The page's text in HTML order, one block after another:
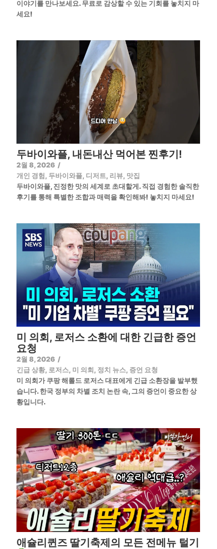
이야기를 만나보세요. 무료로 감상할 수 있는 기회를 놓치지 마
세요!
두바이와플, 내돈내산 먹어본 찐후기!
2월 8, 2026 /
개인 경험, 두바이와플, 디저트, 리뷰, 맛집
두바이와플, 진정한 맛의 세계로 초대할게. 직접 경험한 솔직한
후기를 통해 특별한 조합과 매력을 확인해봐! 놓치지 마세요!
미 의회, 로저스 소환에 대한 긴급한 증언
요청
2월 8, 2026 /
긴급 상황, 로저스, 미 의회, 정치 뉴스, 증언 요청
미 의회가 쿠팡 해롤드 로저스 대표에게 긴급 소환장을 발부했
습니다. 한국 정부의 차별 조치 논란 속, 그의 증언이 중요한 상
황입니다.
애슐리퀸즈 딸기축제의 모든 전메뉴 털기